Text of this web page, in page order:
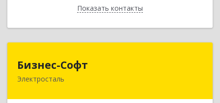
Показать контакты
Назад
Бизнес-Софт
Электросталь
144000, Московская обл, Электросталь г, Карла